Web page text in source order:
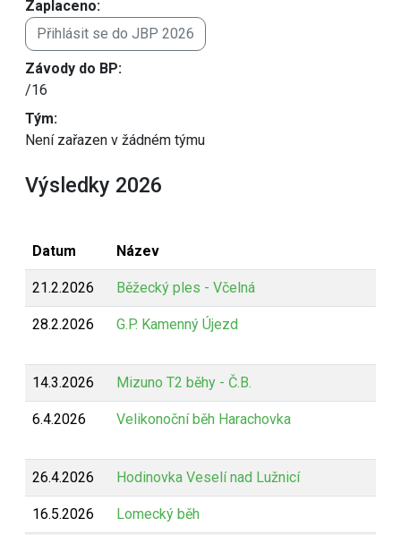
Zaplaceno:
Přihlásit se do JBP 2026
Závody do BP:
/16
Tým:
Není zařazen v žádném týmu
Výsledky 2026
Datum Název
21.2.2026 Běžecký ples - Včelná
28.2.2026 G.P. Kamenný Újezd
14.3.2026 Mizuno T2 běhy - Č.B.
6.4.2026 Velikonoční běh Harachovka
26.4.2026 Hodinovka Veselí nad Lužnicí
16.5.2026 Lomecký běh